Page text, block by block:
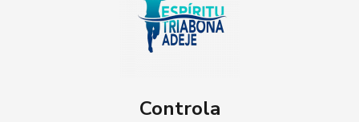
Controla